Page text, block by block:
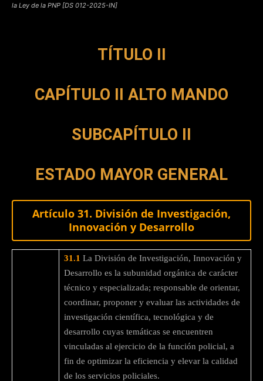
la Ley de la PNP [DS 012-2025-IN]
TÍTULO II
CAPÍTULO II ALTO MANDO
SUBCAPÍTULO II
ESTADO MAYOR GENERAL
Artículo 31. División de Investigación,
Innovación y Desarrollo
31.1 La División de Investigación, Innovación y
Desarrollo es la subunidad orgánica de carácter
técnico y especializada; responsable de orientar,
coordinar, proponer y evaluar las actividades de
investigación científica, tecnológica y de
desarrollo cuyas temáticas se encuentren
vinculadas al ejercicio de la función policial, a
fin de optimizar la eficiencia y elevar la calidad
de los servicios policiales.